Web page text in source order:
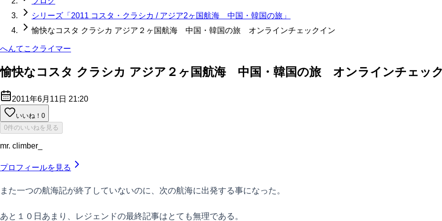
シリーズ「2011 コスタ・クラシカ / アジア2ヶ国航海 中国・韓国の旅」
愉快なコスタ クラシカ アジア２ヶ国航海 中国・韓国の旅 オンラインチェックイン
へんてこクライマー
愉快なコスタ クラシカ アジア２ヶ国航海 中国・韓国の旅 オンラインチェッ
2011年6月11日 21:20
いいね！ 0
0件のいいねを見る
mr. climber_
プロフィールを見る
また一つの航海記が終了していないのに、次の航海に出発する事になった。
あと１０日あまり、レジェンドの最終記事はとても無理である。